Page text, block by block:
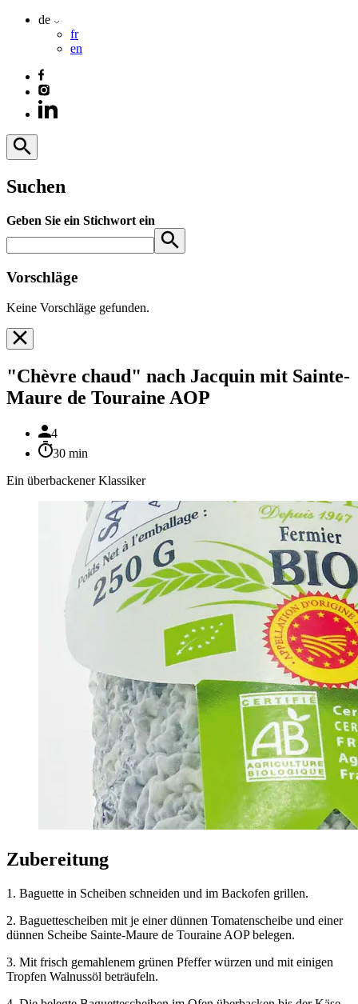
de
fr
en
Suchen
Geben Sie ein Stichwort ein
Vorschläge
Keine Vorschläge gefunden.
"Chèvre chaud" nach Jacquin mit Sainte-
Maure de Touraine AOP
4
30 min
Ein überbackener Klassiker
Zubereitung
1. Baguette in Scheiben schneiden und im Backofen grillen.
2. Baguettescheiben mit je einer dünnen Tomatenscheibe und einer
dünnen Scheibe Sainte-Maure de Touraine AOP belegen.
3. Mit frisch gemahlenem grünen Pfeffer würzen und mit einigen
Tropfen Walnussöl beträufeln.